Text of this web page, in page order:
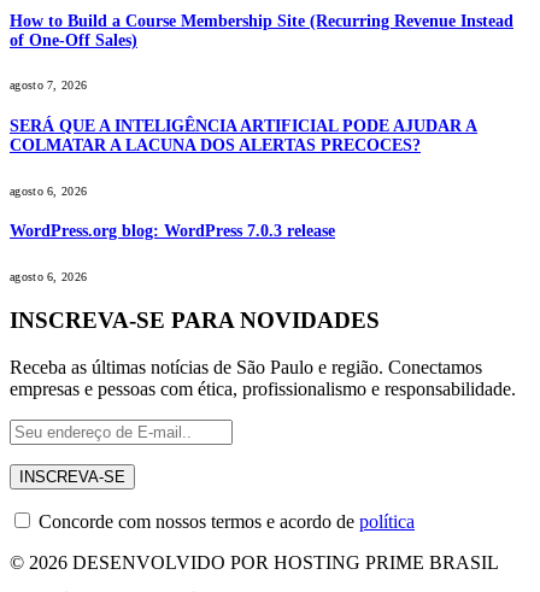
How to Build a Course Membership Site (Recurring Revenue Instead
of One-Off Sales)
agosto 7, 2026
SERÁ QUE A INTELIGÊNCIA ARTIFICIAL PODE AJUDAR A
COLMATAR A LACUNA DOS ALERTAS PRECOCES?
agosto 6, 2026
WordPress.org blog: WordPress 7.0.3 release
agosto 6, 2026
INSCREVA-SE PARA NOVIDADES
Receba as últimas notícias de São Paulo e região. Conectamos
empresas e pessoas com ética, profissionalismo e responsabilidade.
Concorde com nossos termos e acordo de política
© 2026 DESENVOLVIDO POR HOSTING PRIME BRASIL